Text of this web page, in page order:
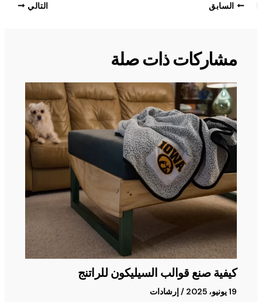
السابق التالي
مشاركات ذات صلة
كيفية صنع قوالب السيليكون للراتنج
19 يونيو، 2025 /إرشادات